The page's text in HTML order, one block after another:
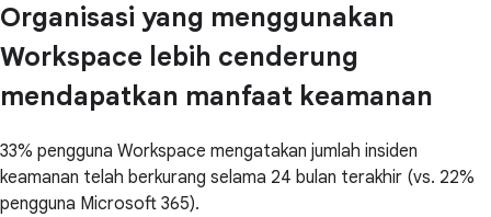
Organisasi yang menggunakan
Workspace lebih cenderung
mendapatkan manfaat keamanan
33% pengguna Workspace mengatakan jumlah insiden
keamanan telah berkurang selama 24 bulan terakhir (vs. 22%
pengguna Microsoft 365).